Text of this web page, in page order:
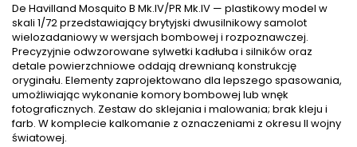
De Havilland Mosquito B Mk.IV/PR Mk.IV — plastikowy model w
skali 1/72 przedstawiający brytyjski dwusilnikowy samolot
wielozadaniowy w wersjach bombowej i rozpoznawczej.
Precyzyjnie odwzorowane sylwetki kadłuba i silników oraz
detale powierzchniowe oddają drewnianą konstrukcję
oryginału. Elementy zaprojektowano dla lepszego spasowania,
umożliwiając wykonanie komory bombowej lub wnęk
fotograficznych. Zestaw do sklejania i malowania; brak kleju i
farb. W komplecie kalkomanie z oznaczeniami z okresu II wojny
światowej.